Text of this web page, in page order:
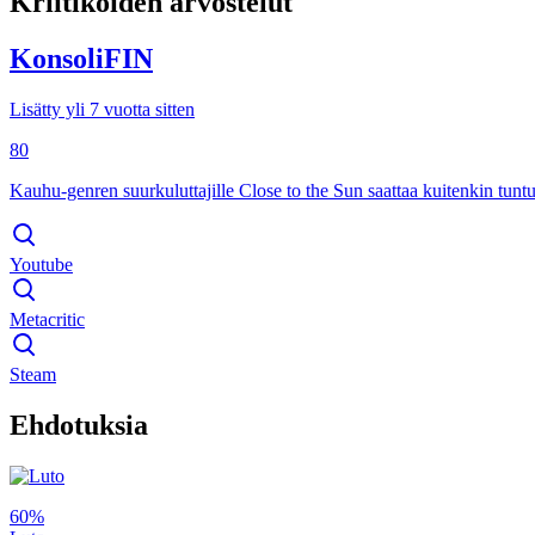
KonsoliFIN
Lisätty yli 7 vuotta sitten
80
Kauhu-genren suurkuluttajille Close to the Sun saattaa kuitenkin
Youtube
Metacritic
Steam
Ehdotuksia
60%